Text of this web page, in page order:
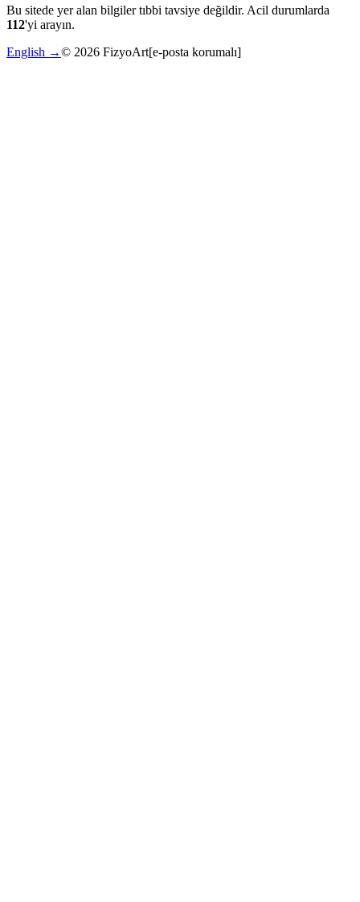
Bu sitede yer alan bilgiler tıbbi tavsiye değildir. Acil durumlarda
112'yi arayın.
English →© 2026 FizyoArt[e-posta korumalı]